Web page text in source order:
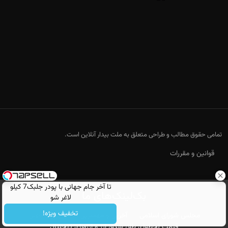
تمامی حقوق مطالب و طراحی متعلق به ملت بیدار آنلاین است.
قوانین و مقررات
بک‌لینک‌های ما
آخرین و مهمترین اخبار ایران و جهان
تا آخر جام جهانی با پودر جلبک7 کیلو
لاغر شو
تخفیف ویژه!